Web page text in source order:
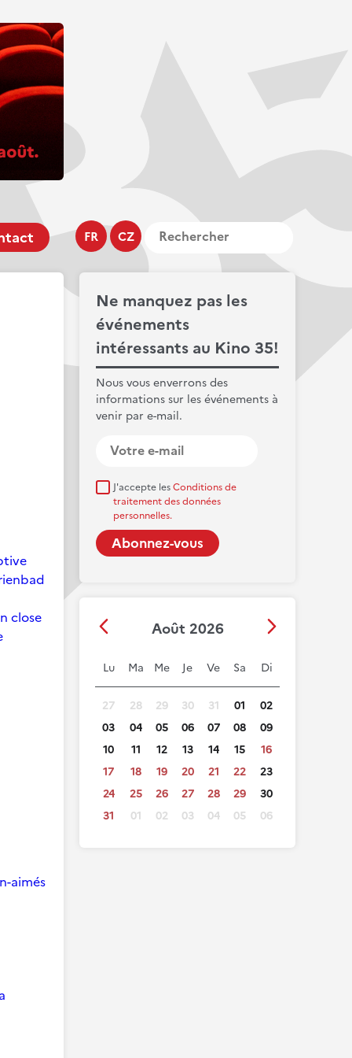
FR CZ
Ne manquez pas les
événements
intéressants au Kino 35!
Nous vous enverrons des
informations sur les événements à
venir par e-mail.
J'accepte lesConditions de
traitement des données
personnelles.
Août 2026
Lu Ma Me Je Ve Sa Di
27 28 29 30 31 01
02
03
04 05 06 07 08
09
10
11 12 13 14 15
16
17
18 19 20 21 22
23
24
25 26 27 28 29
30
31
01 02 03 04 05 06
close
aimés